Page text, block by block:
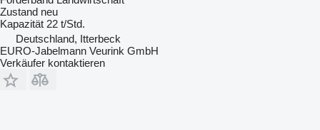
Zustand neu
Kapazität 22 t/Std.
Deutschland, Itterbeck
EURO-Jabelmann Veurink GmbH
Verkäufer kontaktieren